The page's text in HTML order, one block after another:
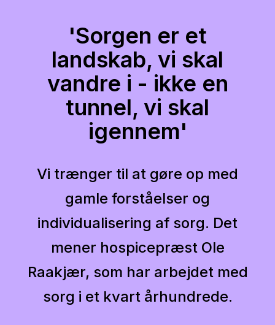
'Sorgen er et
landskab, vi skal
vandre i - ikke en
tunnel, vi skal
igennem'
Vi trænger til at gøre op med
gamle forståelser og
individualisering af sorg. Det
mener hospicepræst Ole
Raakjær, som har arbejdet med
sorg i et kvart århundrede.